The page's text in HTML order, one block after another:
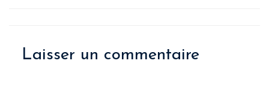
Laisser un commentaire